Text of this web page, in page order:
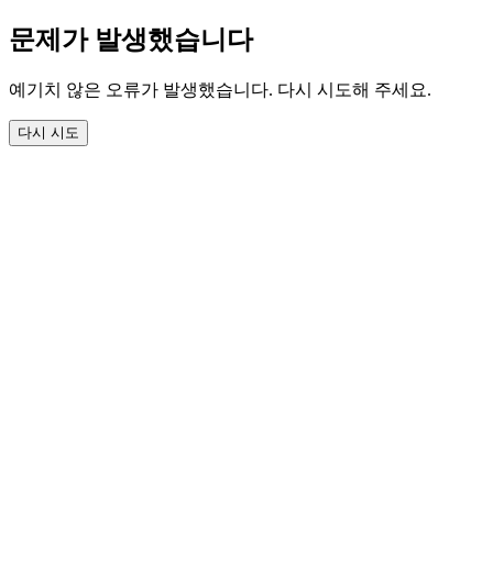
문제가 발생했습니다
예기치 않은 오류가 발생했습니다. 다시 시도해 주세요.
다시 시도